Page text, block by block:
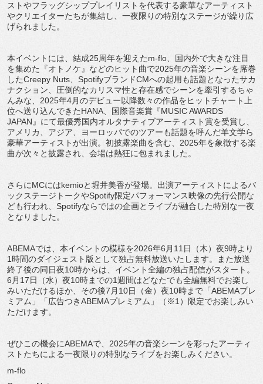
ストやフラッグシッププレイリストを代表する豪華なアーティスト
やクリエイターたちが集結し、 一夜限りの特別なステージが繰り広
げられました。
本イベントには、結成25周年を迎えたm-flo、
国内外で大きな注目
を集めた『オトノケ』 などのヒット曲で2025年の音楽シーンを席巻
したCreepy Nuts、 SpotifyブランドCMへの起用も話題となったサカ
ナクショ ン、圧倒的なカリスマ性と存在感でシーンを牽引するちゃ
んみな、 2025年4月のデビュー以降数々の作品をヒットチャート上
位へ送り込んできたHANA、国際音楽賞『MUSIC AWARDS
JAPAN』 にて最優秀国内オルタナティブアーティスト賞を受賞し、
アメリカ、アジア、
ヨーロッパでのツアーも話題を呼んだ羊文学ら
豪華アーティストが出演。初披露楽曲を含む、 2025年を象徴する楽
曲が次々と披露され、 会場は熱狂に包まれました。
さらにMCにはkemioと堀井美香が登場。 出演アーティストによるバ
ックステージトークやSpotify限定パフォーマンス映像の先行公開な
ども行われ、 Spotifyならではの企画とライブが融合した特別な一夜
とな りました。
ABEMAでは、本イベントの模様を2026年6月11日（木） 夜9時より
1時間のダイジェスト版として独占無料放送いたします。また放送
終了後の同日夜10時からは、 イベント全編の独占配信がスタート。
6月17日（水） 夜10時までの1週間はどなたでも全編無料でお楽し
みいただけるほか、その後7月10日（金）夜10時まで「ABEMAプレ
ミアム」「広告つきABEMAプレミアム」（※1）限定でお楽しみい
ただけます。
ぜひこの機会にABEMAで、 2025年の音楽シーンを彩ったアーティ
ストたちによる一夜限りの特別なライブをお楽しみください。
m-flo